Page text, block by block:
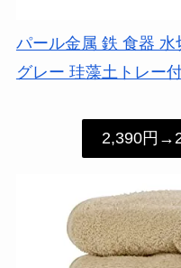
パール金属 鉄 食器
グレー 珪藻土トレー
2,390円